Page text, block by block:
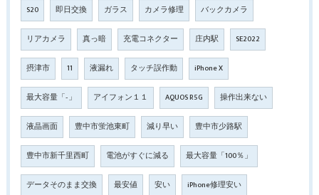
S20 即日交換 ガラス カメラ修理 バックカメラ
リアカメラ 真っ暗 充電コネクター 庄内駅 SE2022
摂津市 11 液漏れ タッチ誤作動 iPhone X
最大容量「‐」 アイフォン１１ AQUOS R5G 操作出来ない
液晶画面 豊中市蛍池東町 減り早い 豊中市少路駅
豊中市新千里西町 電池がすぐに減る 最大容量「100％」
データそのまま交換 最安値 安い iPhone修理安い